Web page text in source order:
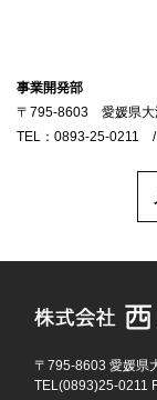
事業開発部
〒795-8603 愛媛県大
TEL：0893-25-0211
〒795-8603 愛媛県
TEL(0893)25-0211